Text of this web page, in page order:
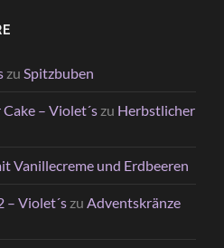
zuSpitzbuben
– Violet´s zu Herbstlicher
Vanillecreme und Erdbeeren
– Violet´s zuAdventskränze